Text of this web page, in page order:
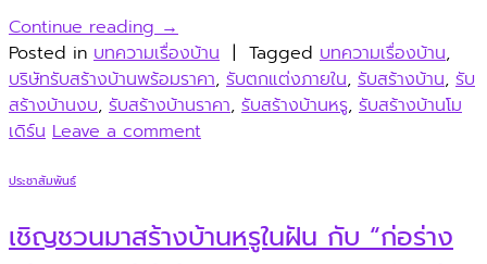
Continue reading→
Posted in บทความเรื่องบ้าน | Tagged บทความเรื่องบ้าน,
บริษัทรับสร้างบ้านพร้อมราคา, รับตกแต่งภายใน, รับสร้างบ้าน, รับ
สร้างบ้านงบ, รับสร้างบ้านราคา, รับสร้างบ้านหรู, รับสร้างบ้านโม
เดิร์น Leave a comment
ประชาสัมพันธ์
เชิญชวนมาสร้างบ้านหรูในฝัน กับ “ก่อร่าง